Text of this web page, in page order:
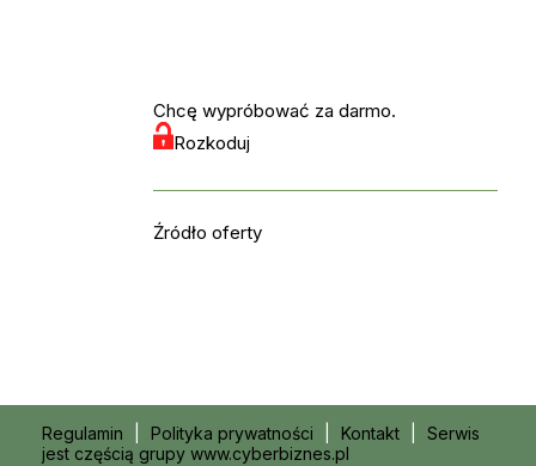
Chcę wypróbować za darmo.
Rozkoduj
Źródło oferty
Regulamin Polityka prywatności Kontakt
Serwis
jest częścią grupy www.cyberbiznes.pl